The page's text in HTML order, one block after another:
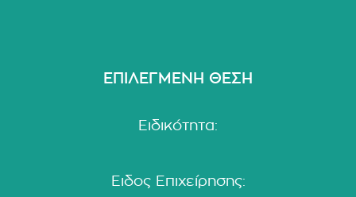
ΕΠΙΛΕΓΜΕΝΗ ΘΕΣΗ
Ειδικότητα:
Ειδος Επιχείρησης: